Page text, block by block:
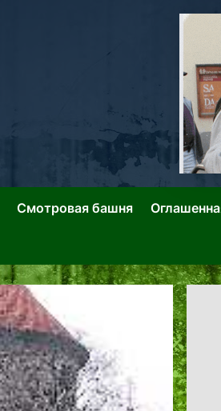
Переулки Городских
Смотровая башня